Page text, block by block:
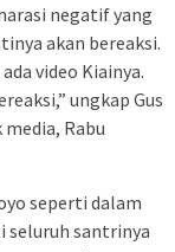
negatif yang
akan bereaksi.
video Kiainya.
ungkap Gus
Rabu
seperti dalam
seluruh santrinya